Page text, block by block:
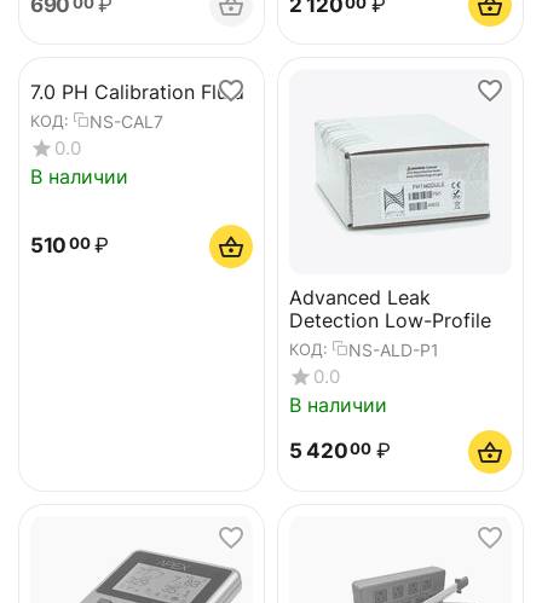
7.0 PH Calibration Fluid
КОД: NS-CAL7
0.0
В наличии
510 00 ₽
Advanced Leak
Detection Low-Profile
КОД: NS-ALD-P1
0.0
В наличии
5 42000 ₽